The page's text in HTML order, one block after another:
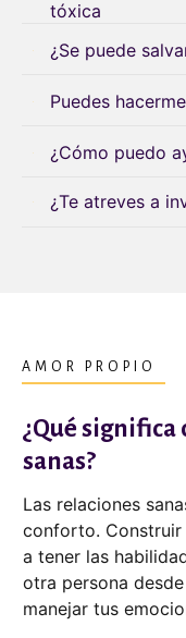
tóxica
¿Se puede
Puedes
¿Cómo puedo
¿Te atreves a
AMOR PROPIO
¿Qué
sanas?
Las relaciones
conforto. Construir
a tener las
otra persona
manejar tus